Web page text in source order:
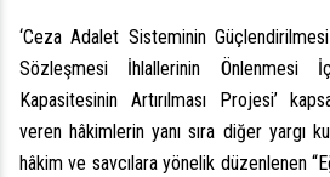
‘Ceza Adalet Sisteminin
Sözleşmesi İhlallerinin Önlenmesi
Kapasitesinin Artırılması Projesi’
veren hâkimlerin yanı sıra diğer yargı
hâkim ve savcılara yönelik düzenlenen